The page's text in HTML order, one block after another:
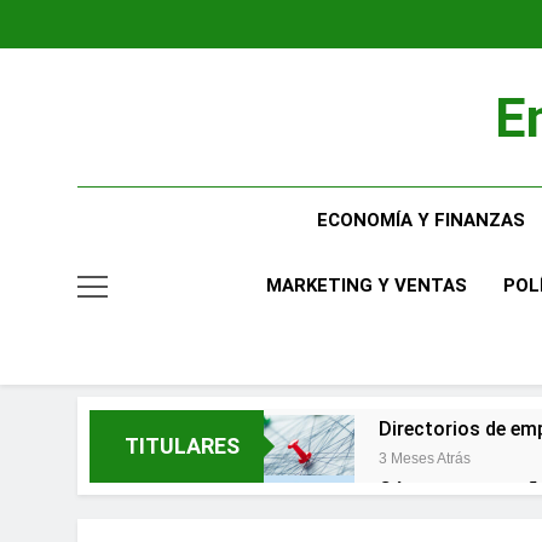
ECONOMÍA Y FINANZAS
MARKETING Y VENTAS
TITULARES
Directorios de
3 Meses Atrás
Cómo una